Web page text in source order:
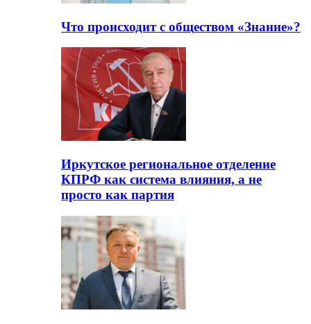
Что происходит с обществом «Знание»?
Иркутское региональное отделение
КПРФ как система влияния, а не
просто как партия